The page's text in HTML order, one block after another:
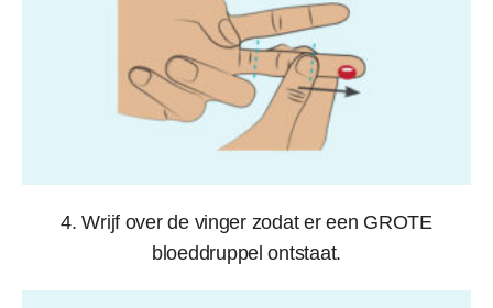
4. Wrijf over de vinger zodat er een GROTE
bloeddruppel ontstaat.